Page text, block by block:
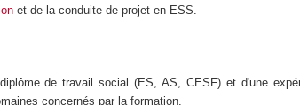
et de la conduite de projet en ESS.
de travail social (ES, AS, CESF) et d'une
concernés par la formation.